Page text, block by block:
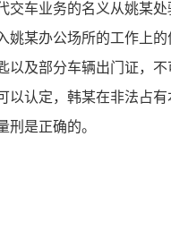
车业务的名义从姚某
某办公场所的工作上
及部分车辆出门证，
认定，韩某在非法占
刑是正确的。